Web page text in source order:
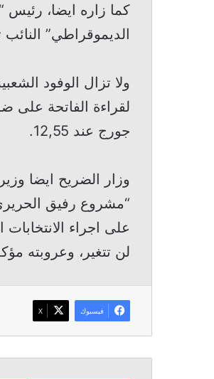
كما زاره ايضا، رئيس
الديموقراطي”
ولا تزال الوفود
لقراءة الفاتحة على
جورج عند 12,55.
وزار الضريح ايضا
“مشروع رفيق
على اجراء الانتخابات
لن تتغير، وعروبته
فيسبوك ‫X